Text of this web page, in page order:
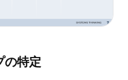
の特定